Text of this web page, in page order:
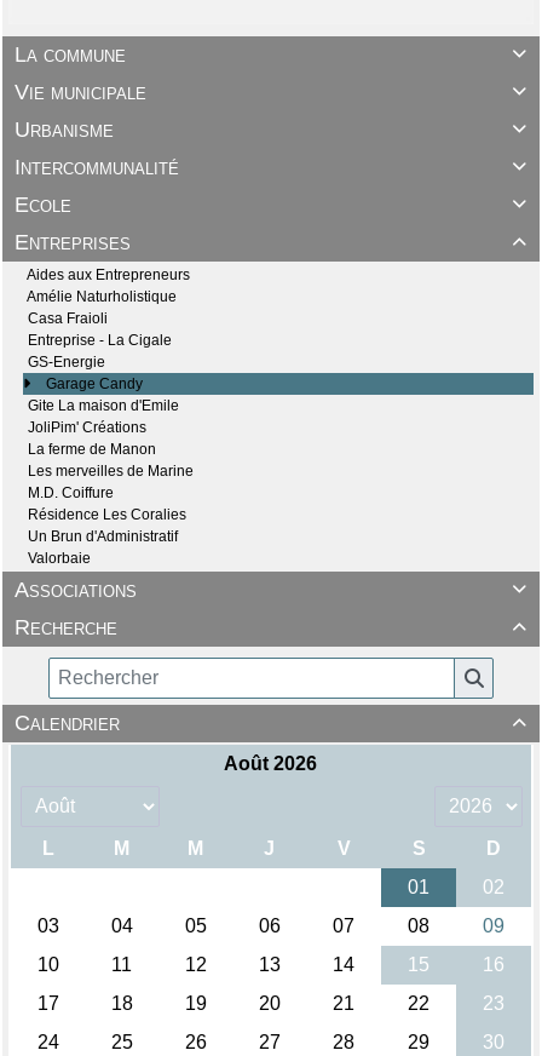

La commune

Vie municipale

Urbanisme

Intercommunalité

Ecole

Entreprises
Aides aux Entrepreneurs
Amélie Naturholistique
Casa Fraioli
Entreprise - La Cigale
GS-Energie
Garage Candy
Gite La maison d'Emile
JoliPim' Créations
La ferme de Manon
Les merveilles de Marine
M.D. Coiffure
Résidence Les Coralies
Un Brun d'Administratif
Valorbaie

Associations

Recherche

Calendrier